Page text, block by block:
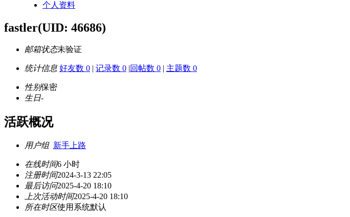
个人资料
fastler(UID: 46686)
邮箱状态未验证
统计信息 好友数 0 | 记录数 0 |回帖数 0 | 主题数 0
性别保密
生日-
活跃概况
用户组 新手上路
在线时间6 小时
注册时间2024-3-13 22:05
最后访问2025-4-20 18:10
上次活动时间2025-4-20 18:10
所在时区使用系统默认